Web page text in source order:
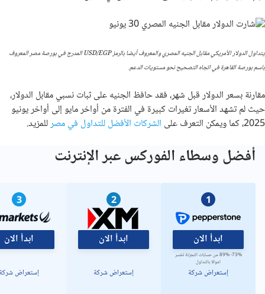
يتداول الدولار الأمريكي مقابل الجنيه المصري والمعروف أيضا بالرمز USD/EGP المدرج في بورصة مصر المعروف
باسم بورصة القاهرة في اتجاه التصحيح نحو مستويات الدعم.
مقارنة بسعر الدولار قبل شهر، فقد حافظ الجنيه على ثبات نسبي مقابل الدولار،
حيث لم تشهد الأسعار تغيرات كبيرة في الفترة من أواخر مايو إلى أواخر يونيو
2025، كما ويمكن التعرف على
الشركات الأفضل للتداول في مصرللمزيد.
أفضل وسطاء الفوركس عبر الإنترنت
1
ابدأ الان
73%- 89% من حسابات التجزئة تخسر
اموالا بالتداول
إستعراض شركة
2
ابدأ الان
إستعراض شركة
3
ابدأ الان
إستعراض